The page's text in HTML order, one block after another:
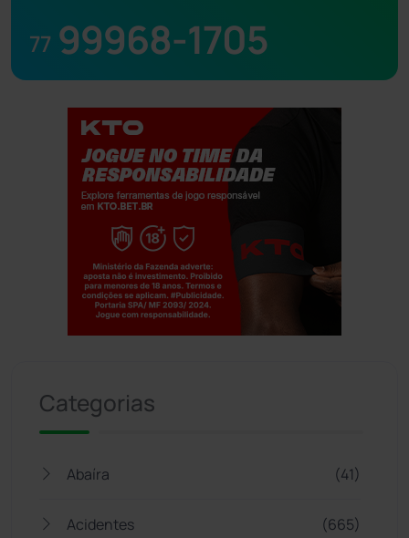
77 99968-1705
Categorias
Abaíra (41)
Acidentes (665)